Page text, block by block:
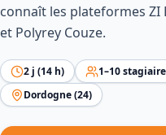
connaît les plateformes ZI
et Polyrey Couze.
2 j (14 h) 1–10
Dordogne(24)